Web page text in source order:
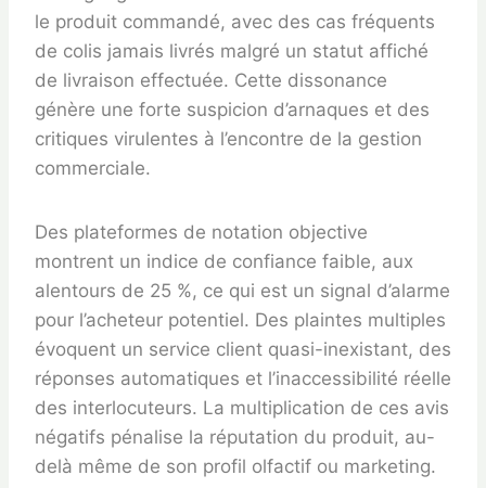
le produit commandé, avec des cas fréquents
de colis jamais livrés malgré un statut affiché
de livraison effectuée. Cette dissonance
génère une forte suspicion d’arnaques et des
critiques virulentes à l’encontre de la gestion
commerciale.
Des plateformes de notation objective
montrent un indice de confiance faible, aux
alentours de 25 %, ce qui est un signal d’alarme
pour l’acheteur potentiel. Des plaintes multiples
évoquent un service client quasi-inexistant, des
réponses automatiques et l’inaccessibilité réelle
des interlocuteurs. La multiplication de ces avis
négatifs pénalise la réputation du produit, au-
delà même de son profil olfactif ou marketing.